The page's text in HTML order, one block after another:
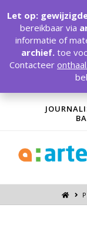
Let op:
bereikbaar via
informatie of
archief. toe
Contacteer
bel